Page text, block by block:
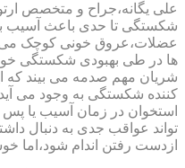
علی یگانه،جراح و متخصص
شکستگی تا حدی باعث آسیب
عضلات،عروق خونی کوچک می
ها در طی بهبودی شکستگی
شریان مهم صدمه می بیند که
کننده شکستگی به وجود می آید
استخوان در زمان آسیب یا
تواند عواقب جدی به دنبال
ازدست رفتن اندام شود،اما